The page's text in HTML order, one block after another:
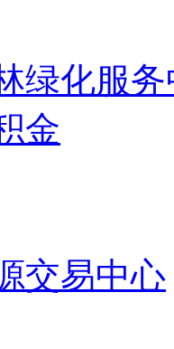
绿化服
金
交易中心